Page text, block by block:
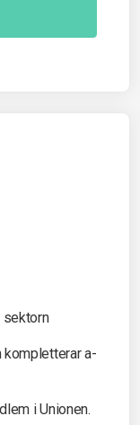
sektorn
a-
i Unionen.